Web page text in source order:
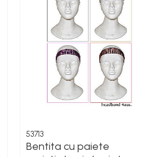
53713
Bentita cu paiete